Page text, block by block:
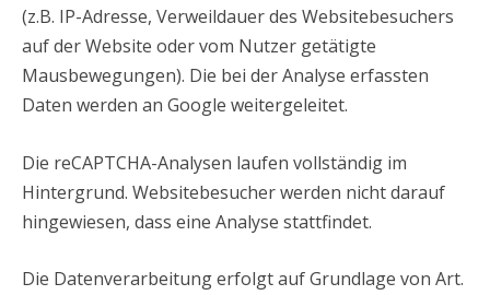
(z.B. IP-Adresse, Verweildauer des Websitebesuchers
auf der Website oder vom Nutzer getätigte
Mausbewegungen). Die bei der Analyse erfassten
Daten werden an Google weitergeleitet.
Die reCAPTCHA-Analysen laufen vollständig im
Hintergrund. Websitebesucher werden nicht darauf
hingewiesen, dass eine Analyse stattfindet.
Die Datenverarbeitung erfolgt auf Grundlage von Art.